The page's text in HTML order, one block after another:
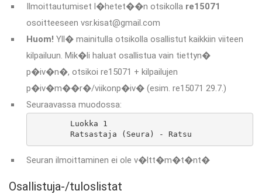
Ilmoittautumiset l�hetet��n otsikolla re15071
osoitteeseen vsr.kisat@gmail.com
Huom! Yll� mainitulla otsikolla osallistut kaikkiin viiteen
kilpailuun. Mik�li haluat osallistua vain tiettyn�
p�iv�n�, otsikoi re15071 + kilpailujen
p�iv�m��r�/viikonp�iv� (esim. re15071 29.7.)
Seuraavassa muodossa:
	Ratsastaja (Seura) - Ratsu
Seuran ilmoittaminen ei ole v�ltt�m�t�nt�
Osallistuja-/tuloslistat